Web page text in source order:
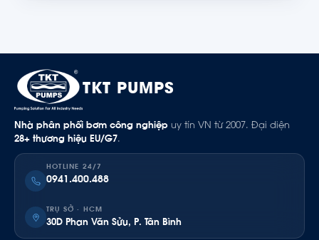
TKT PUMPS
Nhà phân phối bơm công nghiệp uy tín VN từ 2007. Đại diện
28+ thương hiệu EU/G7.
HOTLINE 24/7
0941.400.488
TRỤ SỞ · HCM
30D Phan Văn Sửu, P. Tân Bình